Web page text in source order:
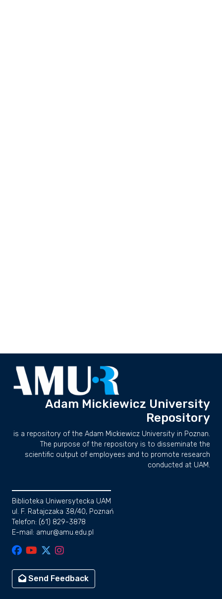
Adam Mickiewicz University
Repository
is a repository of the Adam Mickiewicz University in Poznan.
The purpose of the repository is to disseminate the
scientific output of employees and to promote research
conducted at UAM.
Biblioteka Uniwersytecka UAM
ul. F. Ratajczaka 38/40, Poznań
Telefon: (61) 829-3878
E-mail: amur@amu.edu.pl
Send Feedback